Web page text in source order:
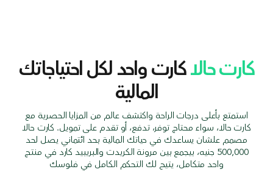
كارت حالاكارت واحد لكل احتياجاتك
المالية
استمتع بأعلى درجات الراحة واكتشف عالم من المزايا الحصرية مع
كارت حالا، سواء محتاج توفر، تدفع، أو تقدم على تمويل. كارت حالا
مصمم علشان يساعدك في حياتك المالية بحد ائتماني يصل لحد
500,000 جنيه، بيجمع بين مرونة الكريدت والبريبيد كارد في منتج
واحد متكامل، يتيح لك التحكم الكامل في فلوسك